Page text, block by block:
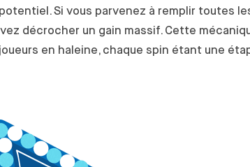
Si vous parvenez à remplir toutes
décrocher un gain massif. Cette
en haleine, chaque spin étant une